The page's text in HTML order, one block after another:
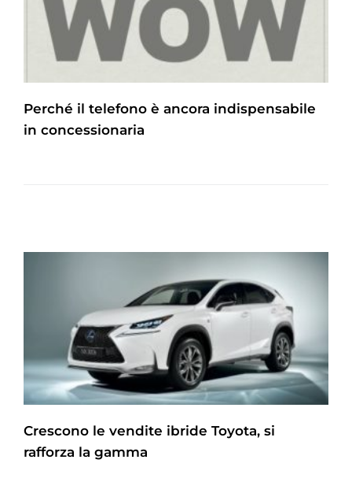
Perché il telefono è ancora indispensabile
in concessionaria
Crescono le vendite ibride Toyota, si
rafforza la gamma